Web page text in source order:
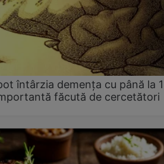
întârzia demența cu până la
făcută de cercetători